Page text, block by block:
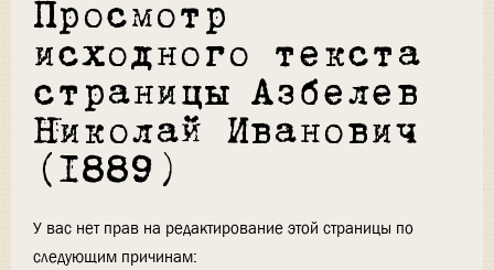
Просмотр
исходного текста
страницы Азбелев
Николай Иванович
(1889)
У вас нет прав на редактирование этой страницы по
следующим причинам: